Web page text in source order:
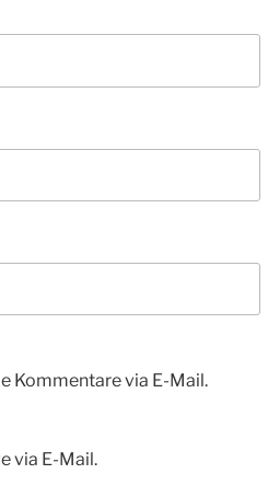
Kommentare via E-Mail.
via E-Mail.